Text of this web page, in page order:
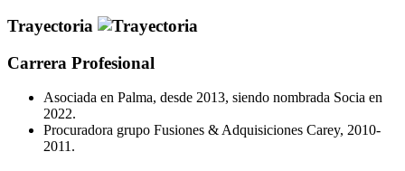
Trayectoria
Carrera Profesional
Asociada en Palma, desde 2013, siendo nombrada Socia en
2022.
Procuradora grupo Fusiones & Adquisiciones Carey, 2010-
2011.